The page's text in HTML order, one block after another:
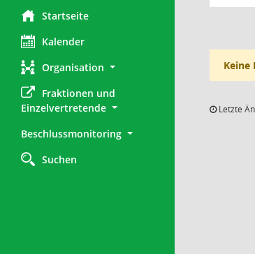
Startseite
Kalender
Organisation
Fraktionen und
Einzelvertretende
Beschlussmonitoring
Suchen
Keine
Letzte